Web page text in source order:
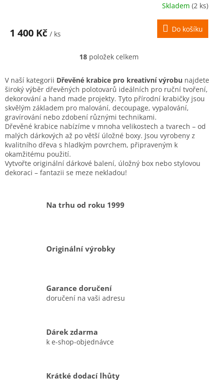
Skladem (2 ks)
1 400 Kč / ks
Do košíku
O
l
á
d
a
c
í
p
r
k
y
i
18 položek celkem
V naší kategorii Dřevěné krabice pro kreativní výrobu najdete
široký výběr dřevěných polotovarů ideálních pro ruční tvoření,
dekorování a hand made projekty. Tyto přírodní krabičky jsou
skvělým základem pro malování, decoupage, vypalování,
gravírování nebo zdobení různými technikami.
Dřevěné krabice nabízíme v mnoha velikostech a tvarech – od
malých dárkových až po větší úložné boxy. Jsou vyrobeny z
kvalitního dřeva s hladkým povrchem, připraveným k
okamžitému použití.
Vytvořte originální dárkové balení, úložný box nebo stylovou
dekoraci – fantazii se meze nekladou!
Na trhu od roku 1999
Originální výrobky
Garance doručení
doručení na vaši adresu
Dárek zdarma
k e-shop-objednávce
Krátké dodací lhůty